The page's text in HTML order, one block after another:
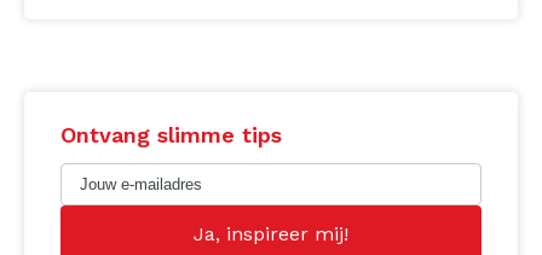
Ontvang slimme tips